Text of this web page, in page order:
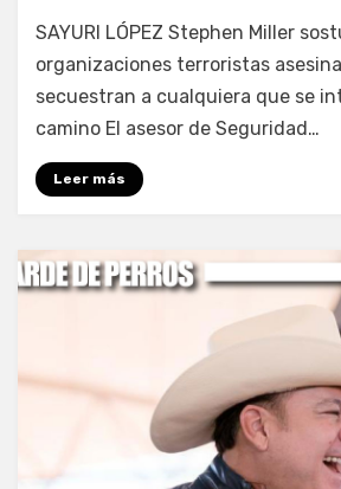
porFernando Miranda Servín
SAYURI LÓPEZ Stephen Miller
organizaciones terroristas
secuestran a cualquiera que se
camino El asesor de Seguridad…
Leer más